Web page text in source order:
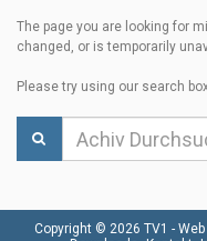
The page you are looking for
changed, or is temporarily
Please try using our search
Copyright © 2026 TV1 -